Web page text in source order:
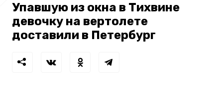
Упавшую из окна в Тихвине
девочку на вертолете
доставили в Петербург